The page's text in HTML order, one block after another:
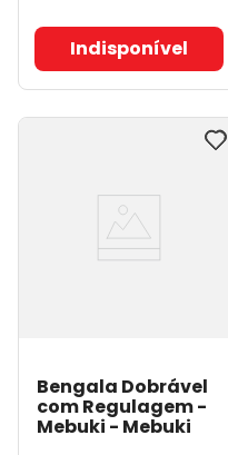
Indisponível
Bengala Dobrável
com Regulagem -
Mebuki - Mebuki